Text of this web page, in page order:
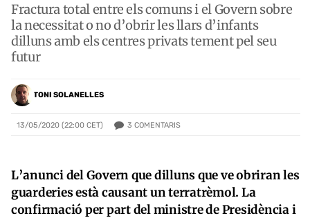
Fractura total entre els comuns i el Govern sobre
la necessitat o no d’obrir les llars d’infants
dilluns amb els centres privats tement pel seu
futur
TONI SOLANELLES
13/05/2020 (22:00 CET) 3 COMENTARIS
L’anunci del Govern que dilluns que ve obriran les
guarderies està causant un terratrèmol. La
confirmació per part del ministre de Presidència i